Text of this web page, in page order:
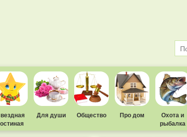
Для души Общество Про дом
Охота и
рыбалка